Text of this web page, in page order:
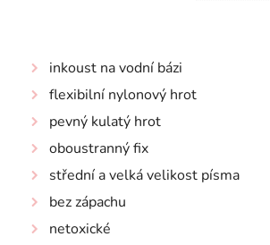
inkoust na vodní bázi
flexibilní nylonový hrot
pevný kulatý hrot
oboustranný fix
střední a velká velikost písma
bez zápachu
netoxické